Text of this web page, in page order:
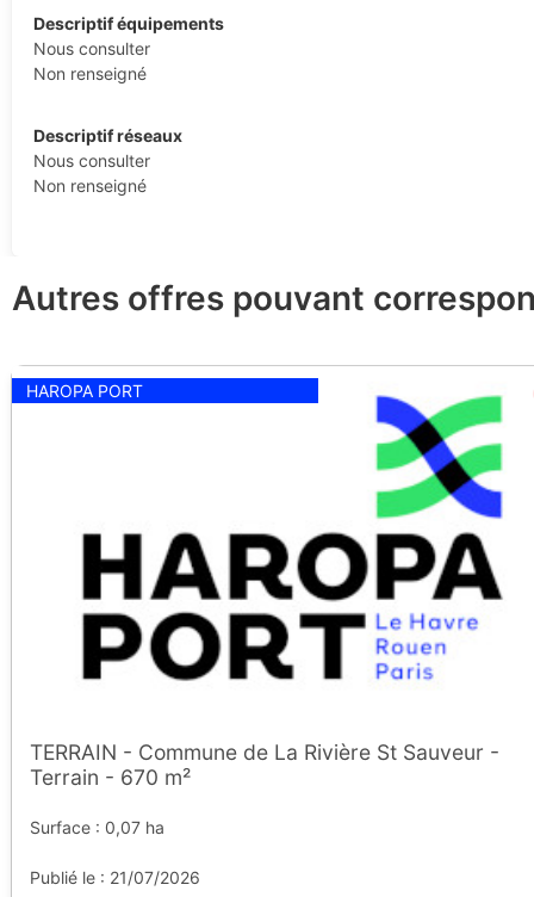
Descriptif équipements
Nous consulter
Non renseigné
Descriptif réseaux
Nous consulter
Non renseigné
Autres offres pouvant
HAROPA PORT
TERRAIN - Commune de La Rivière St Sauveur -
Terrain - 670 m²
Surface : 0,07 ha
Publié le : 21/07/2026